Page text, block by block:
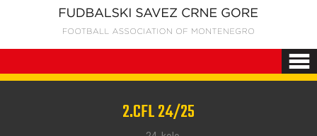
2.CFL 24/25